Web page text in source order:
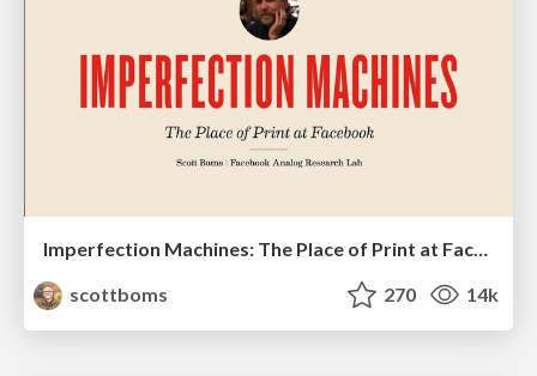
Imperfection Machines: The Place of Print at Facebook
scottboms
270 14k